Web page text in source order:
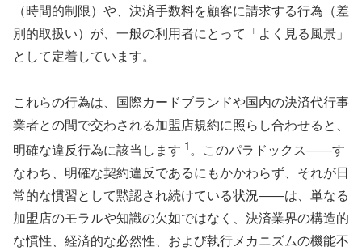
（時間的制限）や、決済手数料を顧客に請求する行為（差
別的取扱い）が、一般の利用者にとって「よく見る風景」
として定着しています。
これらの行為は、国際カードブランドや国内の決済代行事
業者との間で交わされる加盟店規約に照らし合わせると、
明確な違反行為に該当します 1。このパラドックス――す
なわち、明確な契約違反であるにもかかわらず、それが日
常的な慣習として黙認され続けている状況――は、単なる
加盟店のモラルや知識の欠如ではなく、決済業界の構造的
な慣性、経済的な必然性、および執行メカニズムの機能不